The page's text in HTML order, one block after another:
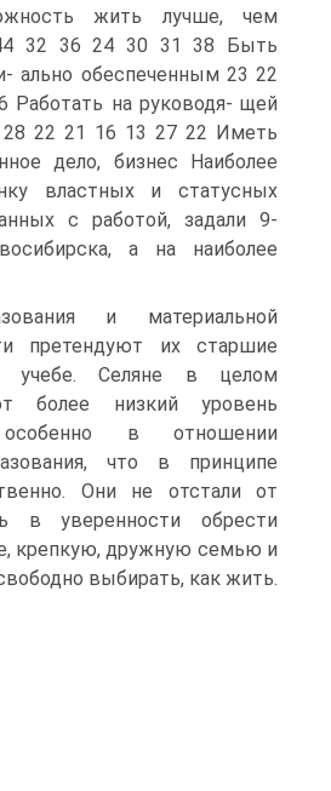
жить лучше, чем
32 36 24 30 31 38 Быть
ально обеспеченным 23 22
Работать на руководя- щей
22 21 16 13 27 22 Иметь
дело, бизнес Наиболее
властных и статусных
с работой, задали 9-
а на наиболее
и материальной
претендуют их старшие
учебе. Селяне в целом
более низкий уровень
особенно в отношении
что в принципе
Они не отстали от
в уверенности обрести
крепкую, дружную семью и
выбирать, как жить.